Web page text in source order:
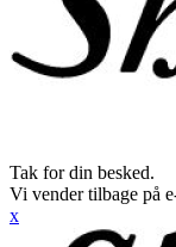
Tak for din besked.
Vi vender tilbage på
x